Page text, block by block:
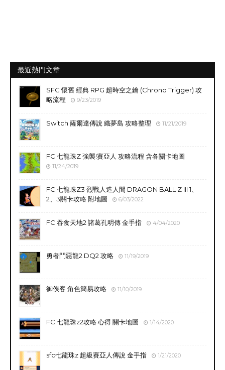
最近熱門文章
SFC 懷舊 經典 RPG 超時空之鑰 (Chrono Trigger) 攻
略流程
9/23/2019
Switch 薩爾達傳說 織夢島 攻略整理 11/21/2019
FC 七龍珠Z 強襲!賽亞人 攻略流程 含各關卡地圖
11/24/2019
FC 七龍珠Z3 烈戰人造人間 DRAGON BALL Z III 1、
2、3關卡攻略 附地圖
6/03/2022
FC 吞食天地2 諸葛孔明傳 金手指 4/04/2020
勇者鬥惡龍2 DQ2 攻略 11/19/2019
御俠客 角色簡易攻略 11/10/2019
FC 七龍珠z2攻略 心得 關卡地圖 1/14/2020
sfc七龍珠z 超級賽亞人傳說 金手指 1/21/2020